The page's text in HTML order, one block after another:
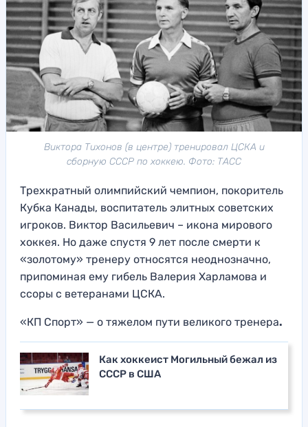
Виктора Тихонов (в центре) тренировал ЦСКА и
сборную СССР по хоккею. Фото: ТАСС
Трехкратный олимпийский чемпион, покоритель
Кубка Канады, воспитатель элитных советских
игроков. Виктор Васильевич – икона мирового
хоккея. Но даже спустя 9 лет после смерти к
«золотому» тренеру относятся неоднозначно,
припоминая ему гибель Валерия Харламова и
ссоры с ветеранами ЦСКА.
«КП Спорт» — о тяжелом пути великого тренера.
Как хоккеист Могильный бежал из
СССР в США